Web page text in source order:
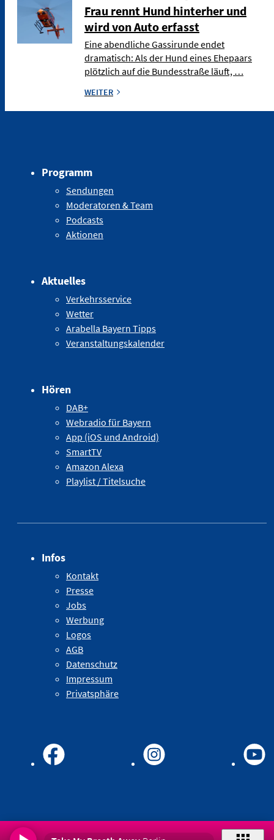
Frau rennt Hund hinterher und
wird von Auto erfasst
Eine abendliche Gassirunde endet
dramatisch: Als der Hund eines Ehepaars
plötzlich auf die Bundesstraße läuft, …
WEITER
Programm
Sendungen
Moderatoren & Team
Podcasts
Aktionen
Aktuelles
Verkehrsservice
Wetter
Arabella Bayern Tipps
Veranstaltungskalender
Hören
DAB+
Webradio für Bayern
App (iOS und Android)
SmartTV
Amazon Alexa
Playlist / Titelsuche
Infos
Kontakt
Presse
Jobs
Werbung
Logos
AGB
Datenschutz
Impressum
Privatsphäre